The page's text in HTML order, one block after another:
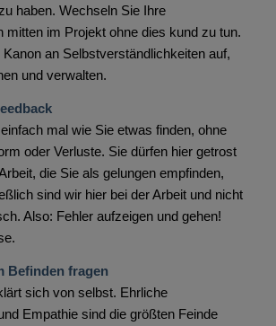
haben. Wechseln Sie Ihre
mitten im Projekt ohne dies kund zu tun.
Kanon an Selbstverständlichkeiten auf,
und verwalten.
mal wie Sie etwas finden, ohne
oder Verluste. Sie dürfen hier getrost
die Sie als gelungen empfinden,
sind wir hier bei der Arbeit und nicht
Also: Fehler aufzeigen und gehen!
Befinden fragen
sich von selbst. Ehrliche
Empathie sind die größten Feinde